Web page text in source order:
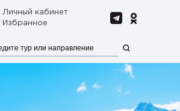
Личный кабинет
Избранное